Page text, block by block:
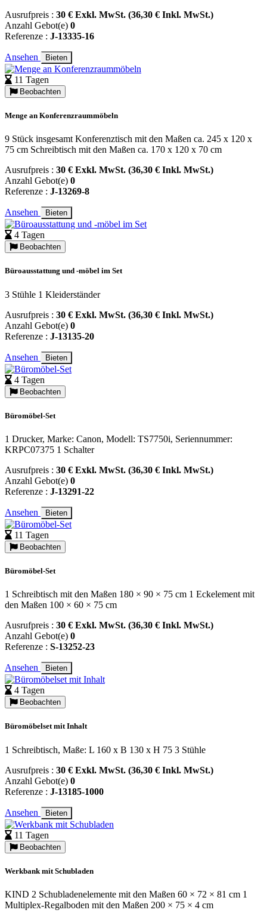
Ausrufpreis : 30 € Exkl. MwSt. (36,30 € Inkl. MwSt.)
Anzahl Gebot(e) 0
Referenze : J-13335-16
Ansehen Bieten
11 Tagen
Beobachten
Menge an Konferenzraummöbeln
9 Stück insgesamt Konferenztisch mit den Maßen ca. 245 x 120 x
75 cm Schreibtisch mit den Maßen ca. 170 x 120 x 70 cm
Ausrufpreis : 30 € Exkl. MwSt. (36,30 € Inkl. MwSt.)
Anzahl Gebot(e) 0
Referenze : J-13269-8
Ansehen Bieten
4 Tagen
Beobachten
Büroausstattung und -möbel im Set
3 Stühle 1 Kleiderständer
Ausrufpreis : 30 € Exkl. MwSt. (36,30 € Inkl. MwSt.)
Anzahl Gebot(e) 0
Referenze : J-13135-20
Ansehen Bieten
4 Tagen
Beobachten
Büromöbel-Set
1 Drucker, Marke: Canon, Modell: TS7750i, Seriennummer:
KRPC07375 1 Schalter
Ausrufpreis : 30 € Exkl. MwSt. (36,30 € Inkl. MwSt.)
Anzahl Gebot(e) 0
Referenze : J-13291-22
Ansehen Bieten
11 Tagen
Beobachten
Büromöbel-Set
1 Schreibtisch mit den Maßen 180 × 90 × 75 cm 1 Eckelement mit
den Maßen 100 × 60 × 75 cm
Ausrufpreis : 30 € Exkl. MwSt. (36,30 € Inkl. MwSt.)
Anzahl Gebot(e) 0
Referenze : S-13252-23
Ansehen Bieten
4 Tagen
Beobachten
Büromöbelset mit Inhalt
1 Schreibtisch, Maße: L 160 x B 130 x H 75 3 Stühle
Ausrufpreis : 30 € Exkl. MwSt. (36,30 € Inkl. MwSt.)
Anzahl Gebot(e) 0
Referenze : J-13185-1000
Ansehen Bieten
11 Tagen
Beobachten
Werkbank mit Schubladen
KIND 2 Schubladenelemente mit den Maßen 60 × 72 × 81 cm 1
Multiplex-Regalboden mit den Maßen 200 × 75 × 4 cm